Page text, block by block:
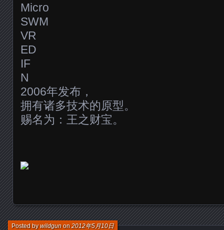
Micro
SWM
VR
ED
IF
N
2006年发布，
拥有诸多技术的原型。
赐名为：王之财宝。
Posted bywildgunon2012年5月10日